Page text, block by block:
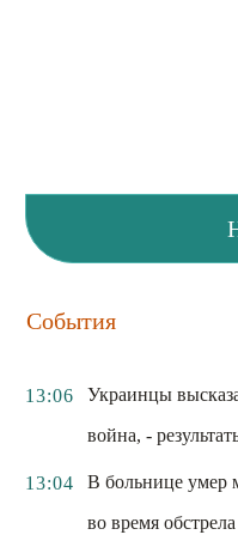
События
13:06
Украинцы
война, -
13:04
В больнице умер
во время